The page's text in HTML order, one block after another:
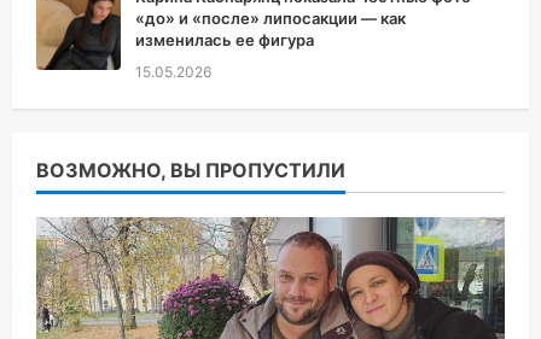
«до» и «после» липосакции — как
изменилась ее фигура
15.05.2026
ВОЗМОЖНО, ВЫ ПРОПУСТИЛИ